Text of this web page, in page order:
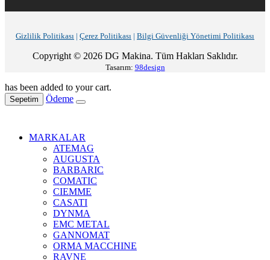
Gizlilik Politikası | Çerez Politikası | Bilgi Güvenliği Yönetimi Politikası
Copyright © 2026 DG Makina. Tüm Hakları Saklıdır.
Tasarım: 98design
has been added to your cart.
Sepetim Ödeme
MARKALAR
ATEMAG
AUGUSTA
BARBARIC
COMATIC
CIEMME
CASATI
DYNMA
EMC METAL
GANNOMAT
ORMA MACCHINE
RAVNE